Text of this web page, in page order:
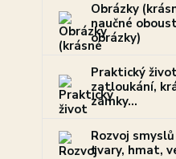
Obrázky
naučné
obrázky)
Praktický
zatloukání,
zámky...
Rozvoj
tvary, hmat,